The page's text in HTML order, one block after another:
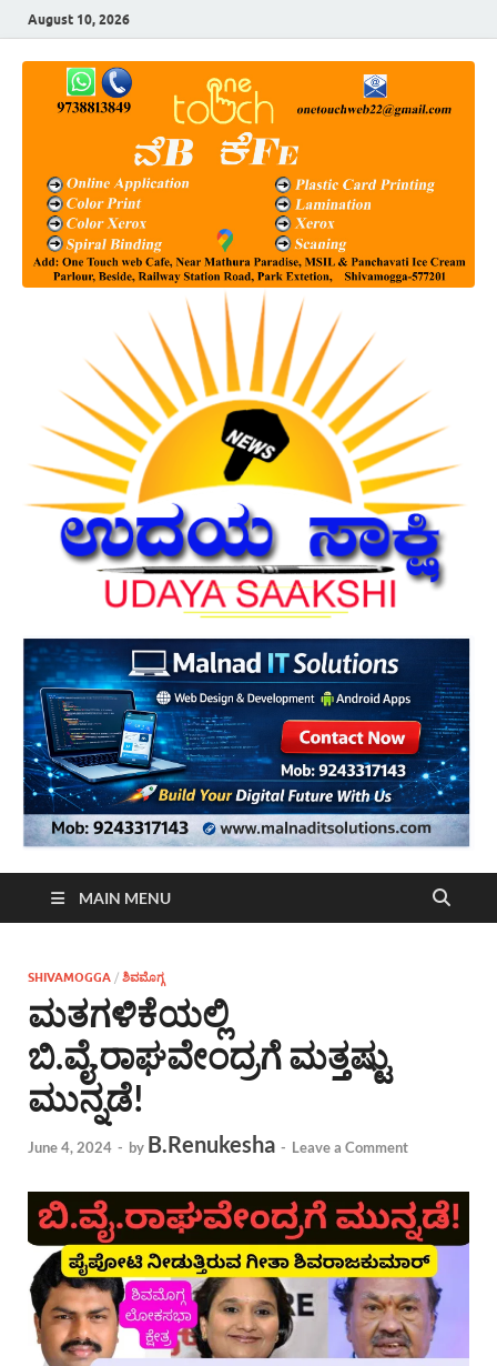
August 10, 2026
MAIN MENU
SHIVAMOGGA / ಶಿವಮೊಗ್ಗ
ಮತಗಳಿಕೆಯಲ್ಲಿ
ಬಿ.ವೈ.ರಾಘವೇಂದ್ರಗೆ ಮತ್ತಷ್ಟು
ಮುನ್ನಡೆ!
June 4, 2024 - by B.Renukesha - Leave a Comment